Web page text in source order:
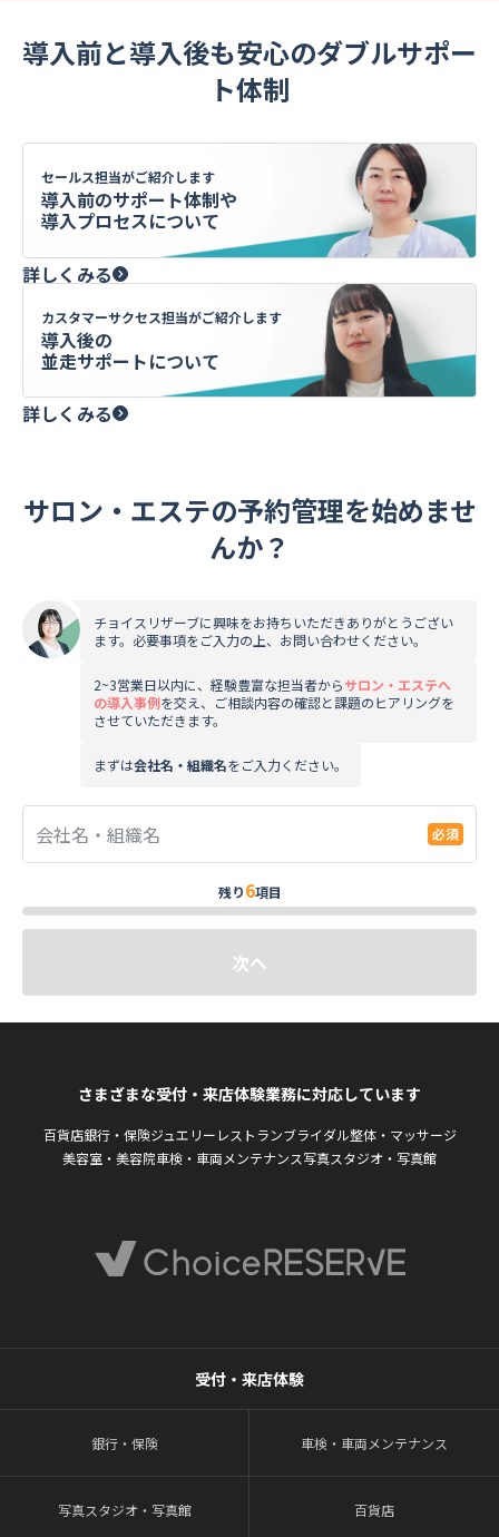
導入前と導入後も安心のダブルサポー
ト体制
セールス担当がご紹介します
導入前のサポート体制や
導入プロセスについて
詳しくみる
カスタマーサクセス担当がご紹介します
導入後の
並走サポートについて
詳しくみる
サロン・エステの予約管理を始めませ
んか？
チョイスリザーブに興味をお持ちいただきありがとうござい
ます。必要事項をご入力の上、お問い合わせください。
2~3営業日以内に、経験豊富な担当者からサロン・エステへ
の導入事例を交え、ご相談内容の確認と課題のヒアリングを
させていただきます。
まずは会社名・組織名をご入力ください。
会社名・組織名
残り6項目
次へ
さまざまな受付・来店体験業務に対応しています
百貨店銀行・保険ジュエリー レストランブライダル整体・マッサージ
美容室・美容院車検・車両メンテナンス写真スタジオ・写真館
受付・来店体験
銀行・保険 車検・車両メンテナンス
写真スタジオ・写真館 百貨店